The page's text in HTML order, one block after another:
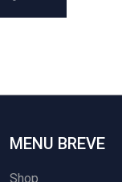
MENU BREVE
Shop